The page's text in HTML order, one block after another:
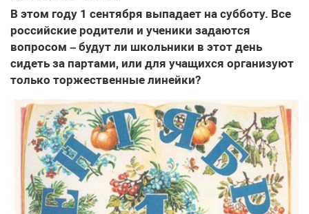
В этом году 1 сентября выпадает на субботу. Все
российские родители и ученики задаются
вопросом – будут ли школьники в этот день
сидеть за партами, или для учащихся организуют
только торжественные линейки?